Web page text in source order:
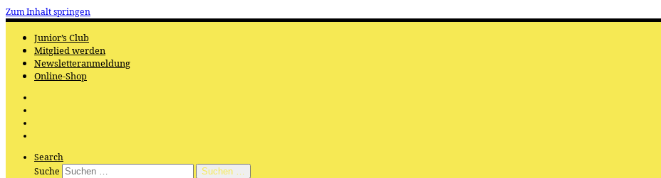
Zum Inhalt springen
Junior’s Club
Mitglied werden
Newsletteranmeldung
Online-Shop
Search
Suche
Suchen …